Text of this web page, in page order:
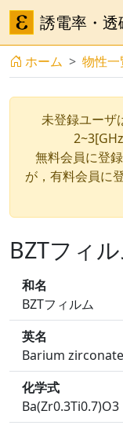
誘電率・
ホーム 物性一
未登録ユーザ
無料会員に登
が，有料会員に
BZTフィ
和名
BZTフィルム
英名
Barium
化学式
Ba(Zr0.3Ti0.7)O3